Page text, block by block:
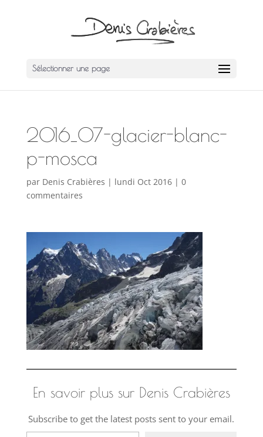
Sélectionner une page
2016_07-glacier-blanc-
p-mosca
par Denis Crabières | lundi Oct 2016| 0
commentaires
En savoir plus sur Denis Crabières
Subscribe to get the latest posts sent to your email.
Saisissez votre adresse e-mail…